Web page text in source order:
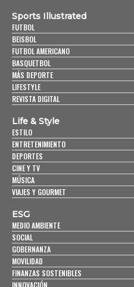
Sports Illustrated
FUTBOL
BEISBOL
FUTBOL AMERICANO
BASQUETBOL
MÁS DEPORTE
LIFESTYLE
REVISTA DIGITAL
Life & Style
ESTILO
ENTRETENIMIENTO
DEPORTES
CINE Y TV
MÚSICA
VIAJES Y GOURMET
ESG
MEDIO AMBIENTE
SOCIAL
GOBERNANZA
MOVILIDAD
FINANZAS SOSTENIBLES